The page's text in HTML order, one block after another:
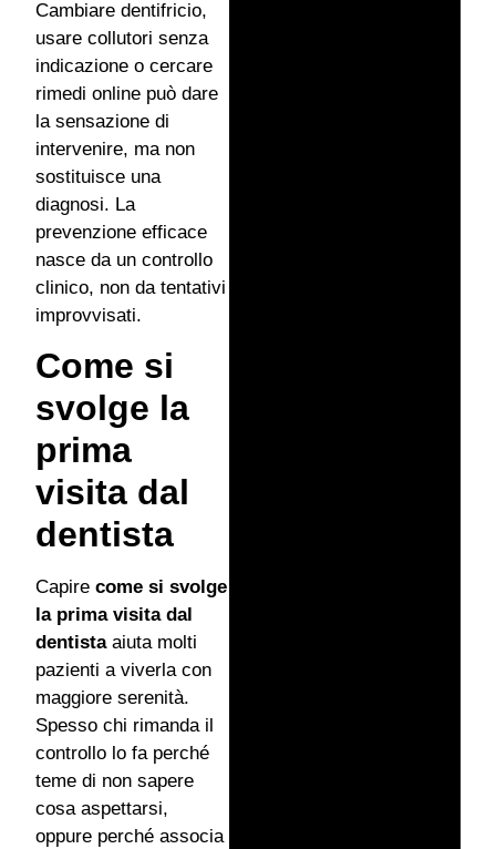
Cambiare dentifricio,
usare collutori senza
indicazione o cercare
rimedi online può dare
la sensazione di
intervenire, ma non
sostituisce una
diagnosi. La
prevenzione efficace
nasce da un controllo
clinico, non da tentativi
improvvisati.
Come si
svolge la
prima
visita dal
dentista
Capire come si svolge
la prima visita dal
dentistaaiuta molti
pazienti a viverla con
maggiore serenità.
Spesso chi rimanda il
controllo lo fa perché
teme di non sapere
cosa aspettarsi,
oppure perché associa